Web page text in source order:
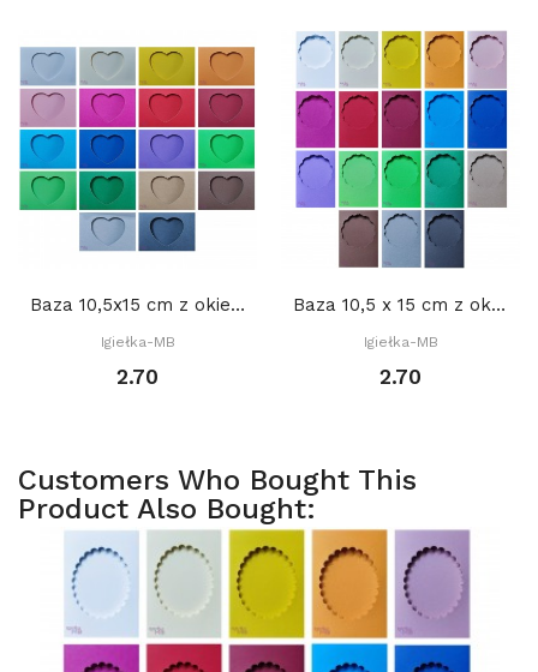
Baza 10,5x15 cm z okienkiem: Serce 2 8,5 x 7...
Igiełka-MB
2.70
Baza 10,5 x 15 cm z okienkiem KOŁO DEKORACYJNE...
Igiełka-MB
2.70
Customers Who Bought This
Product Also Bought: